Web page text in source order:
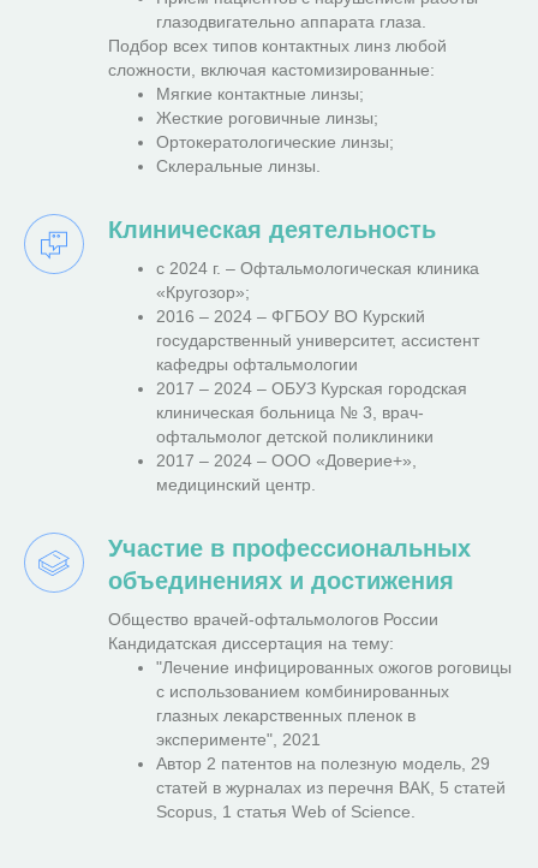
глазодвигательно аппарата глаза.
Подбор всех типов контактных линз любой
сложности, включая кастомизированные:
Мягкие контактные линзы;
Жесткие роговичные линзы;
Ортокератологические линзы;
Склеральные линзы.
Клиническая деятельность
с 2024 г. – Офтальмологическая клиника
«Кругозор»;
2016 – 2024 – ФГБОУ ВО Курский
государственный университет, ассистент
кафедры офтальмологии
2017 – 2024 – ОБУЗ Курская городская
клиническая больница № 3, врач-
офтальмолог детской поликлиники
2017 – 2024 – ООО «Доверие+»,
медицинский центр.
Участие в профессиональных
объединениях и достижения
Общество врачей-офтальмологов России
Кандидатская диссертация на тему:
"Лечение инфицированных ожогов роговицы
с использованием комбинированных
глазных лекарственных пленок в
эксперименте", 2021
Автор 2 патентов на полезную модель, 29
статей в журналах из перечня ВАК, 5 статей
Scopus, 1 статья Web of Science.